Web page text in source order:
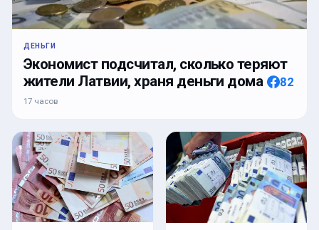
ДЕНЬГИ
Экономист подсчитал, сколько теряют
жители Латвии, храня деньги дома
82
17 часов